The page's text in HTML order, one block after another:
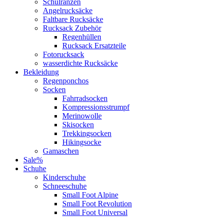
Angelrucksäcke
Faltbare Rucksäcke
Rucksack Zubehör
Regenhüllen
Rucksack Ersatzteile
Fotorucksack
wasserdichte Rucksäcke
Bekleidung
Regenponchos
Socken
Fahrradsocken
Kompressionsstrumpf
Merinowolle
Skisocken
Trekkingsocken
Hikingsocke
Gamaschen
Sale%
Schuhe
Kinderschuhe
Schneeschuhe
Small Foot Alpine
Small Foot Revolution
Small Foot Universal